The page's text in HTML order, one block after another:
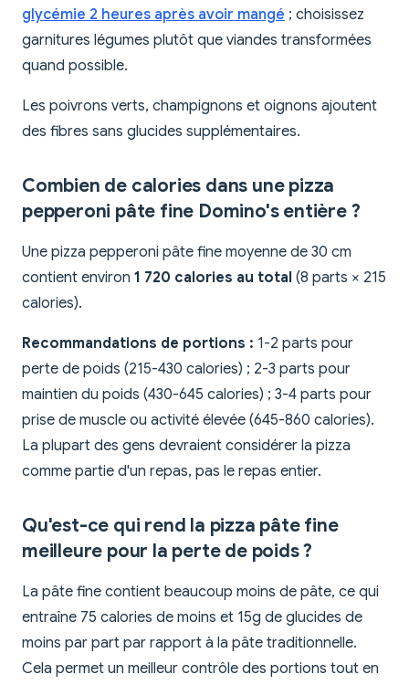
glycémie 2 heures après avoir mangé ; choisissez
garnitures légumes plutôt que viandes transformées
quand possible.
Les poivrons verts, champignons et oignons ajoutent
des fibres sans glucides supplémentaires.
Combien de calories dans une pizza
pepperoni pâte fine Domino's entière ?
Une pizza pepperoni pâte fine moyenne de 30 cm
contient environ 1 720 calories au total (8 parts × 215
calories).
Recommandations de portions : 1-2 parts pour
perte de poids (215-430 calories) ; 2-3 parts pour
maintien du poids (430-645 calories) ; 3-4 parts pour
prise de muscle ou activité élevée (645-860 calories).
La plupart des gens devraient considérer la pizza
comme partie d'un repas, pas le repas entier.
Qu'est-ce qui rend la pizza pâte fine
meilleure pour la perte de poids ?
La pâte fine contient beaucoup moins de pâte, ce qui
entraîne 75 calories de moins et 15g de glucides de
moins par part par rapport à la pâte traditionnelle.
Cela permet un meilleur contrôle des portions tout en